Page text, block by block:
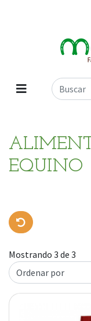
EQUINO
Mostrando 3 de 3